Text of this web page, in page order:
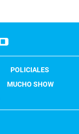
POLICIALES
MUCHO SHOW